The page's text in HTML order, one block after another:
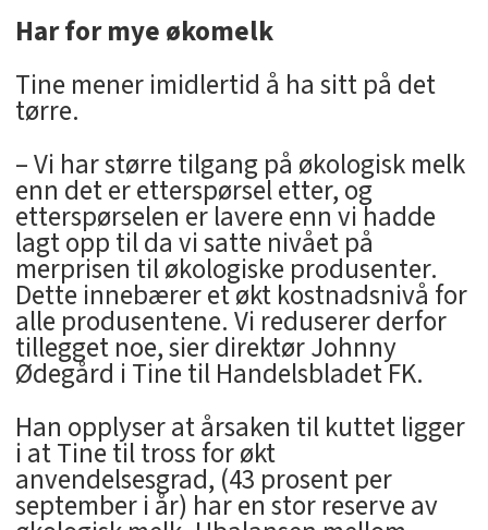
Har for mye økomelk
Tine mener imidlertid å ha sitt på det
tørre.
– Vi har større tilgang på økologisk melk
enn det er etterspørsel etter, og
etterspørselen er lavere enn vi hadde
lagt opp til da vi satte nivået på
merprisen til økologiske produsenter.
Dette innebærer et økt kostnadsnivå for
alle produsentene. Vi reduserer derfor
tillegget noe, sier direktør Johnny
Ødegård i Tine til Handelsbladet FK.
Han opplyser at årsaken til kuttet ligger
i at Tine til tross for økt
anvendelsesgrad, (43 prosent per
september i år) har en stor reserve av